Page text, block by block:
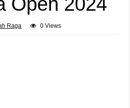
Raga 0 Views